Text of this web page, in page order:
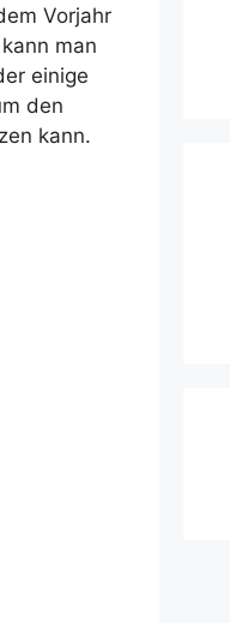
Vorjahr
man
einige
den
kann.